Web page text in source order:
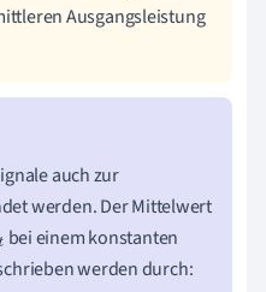
Ausgangsleistung
auch zur
werden. Der Mittelwert
bei einem konstanten
werden durch: